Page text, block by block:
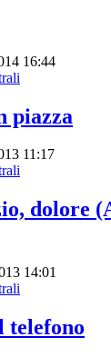
16:44
piazza
11:17
dolore
14:01
telefono